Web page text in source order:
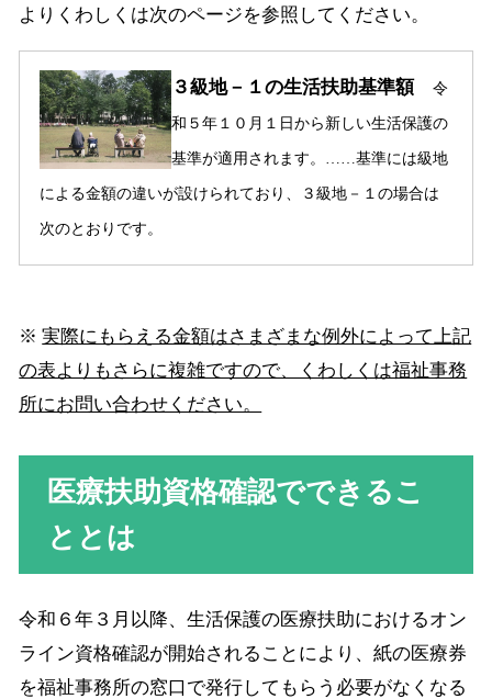
よりくわしくは次のページを参照してください。
３級地－１の生活扶助基準額
令
和５年１０月１日から新しい生活保護の
基準が適用されます。……基準には級地
による金額の違いが設けられており、３級地－１の場合は
次のとおりです。
※実際にもらえる金額はさまざまな例外によって上記
の表よりもさらに複雑ですので、くわしくは福祉事務
所にお問い合わせください。
医療扶助資格確認でできるこ
ととは
令和６年３月以降、生活保護の医療扶助におけるオン
ライン資格確認が開始されることにより、紙の医療券
を福祉事務所の窓口で発行してもらう必要がなくなる